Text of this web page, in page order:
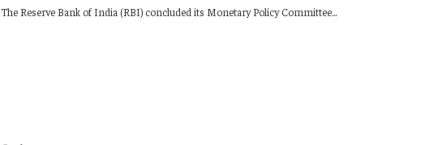
The Reserve Bank of India (RBI) concluded its Monetary Policy Committee...